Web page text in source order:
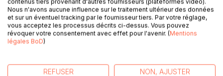
cadres, non lissées, à l'expression brute. Un livre d'art
riche en thématiques et en disciplines, ouvrant les portes
d'un univers conceptuel détonant.
Nous n'avons aucune influence sur le traitement ultérieur des données
et sur un éventuel tracking par le fournisseur tiers. Par votre réglage,
vous acceptez les processus décrits ci-dessus. Vous pouvez
révoquer votre consentement avec effet pour l'avenir. (Mentions
légales BoD)
REFUSER NON, AJUSTER